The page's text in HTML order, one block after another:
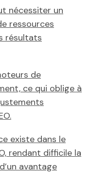
nécessiter un
ressources
résultats
de
ce qui oblige à
existe dans le
rendant difficile la
avantage